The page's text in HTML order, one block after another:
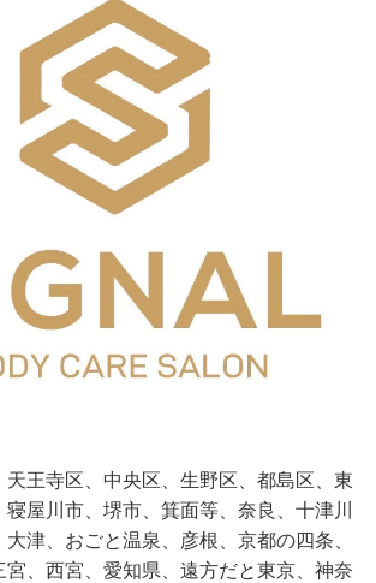
天王寺区、中央区、生野区、都島区、東
屋川市、堺市、箕面等、奈良、十津川
津、おごと温泉、彦根、京都の四条、
宮、西宮、愛知県、遠方だと東京、神奈